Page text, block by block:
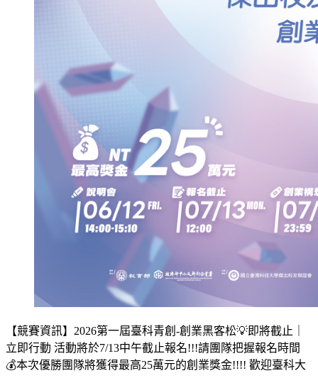
【競賽資訊】2026第一屆臺科青創-創業黑客松💡即將截止｜
立即行動 活動將於7/13中午截止報名!!!請團隊把握報名時間
💰本次優勝團隊將獲得最高25萬元的創業獎金!!!! 歡迎臺科大